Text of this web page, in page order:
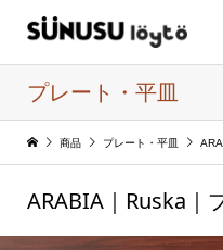
プレート・平皿
商品 プレート・平皿
ARABIA｜Ruska｜